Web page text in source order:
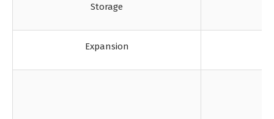
Storage
Expansion